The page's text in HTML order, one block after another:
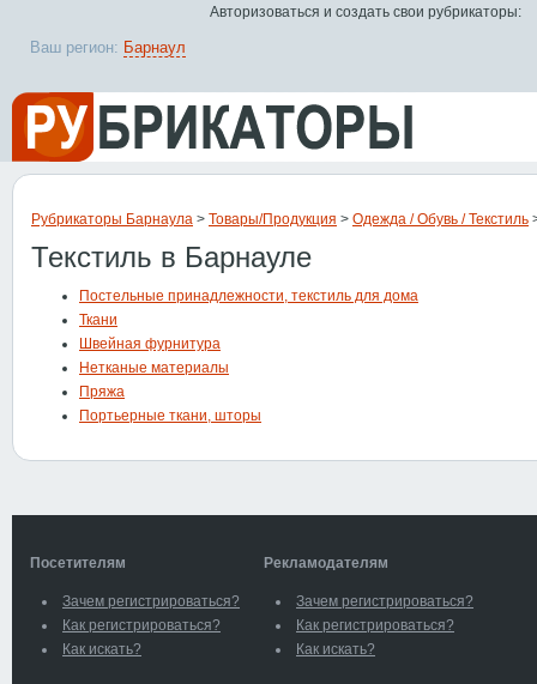
Рубрикаторы Барнаула > Товары/Продукция > Одежда / Обувь / Текстиль
Текстиль в Барнауле
Постельные принадлежности, текстиль для дома
Ткани
Швейная фурнитура
Нетканые материалы
Пряжа
Портьерные ткани, шторы
Посетителям
Зачем регистрироваться?
Как регистрироваться?
Как искать?
Рекламодателям
Зачем регистрироваться?
Как регистрироваться?
Как искать?
Ваш регион: Барнаул
Авторизоваться и создать свои рубрикаторы: